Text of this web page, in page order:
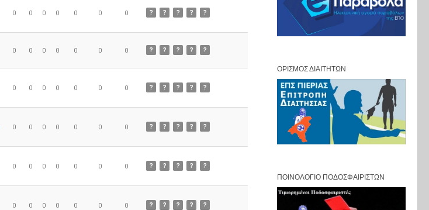
0 0 0 0 0 0 0 ? ? ? ? ?
0 0 0 0 0 0 0 ? ? ? ? ?
0 0 0 0 0 0 0 ? ? ? ? ?
0 0 0 0 0 0 0 ? ? ? ? ?
0 0 0 0 0 0 0 ? ? ? ? ?
0 0 0 0 0 0 0 ? ? ? ? ?
ΟΡΙΣΜΌΣ ΔΙΑΙΤΗΤΏΝ
ΠΟΙΝΟΛΌΓΙΟ ΠΟΔΟΣΦΑΙΡΙΣΤΏΝ